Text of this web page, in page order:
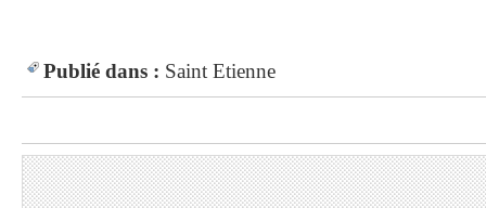
Publié dans : Saint Etienne